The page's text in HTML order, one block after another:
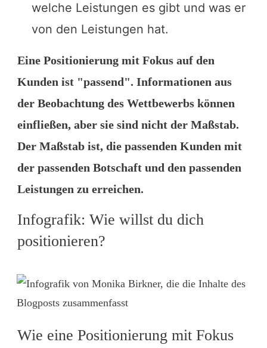
welche Leistungen es gibt und was er
von den Leistungen hat.
Eine Positionierung mit Fokus auf den
Kunden ist "passend". Informationen aus
der Beobachtung des Wettbewerbs können
einfließen, aber sie sind nicht der Maßstab.
Der Maßstab ist, die passenden Kunden mit
der passenden Botschaft und den passenden
Leistungen zu erreichen.
Infografik: Wie willst du dich
positionieren?
Wie eine Positionierung mit Fokus